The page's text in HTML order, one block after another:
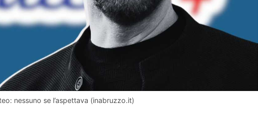
nessuno se l’aspettava (inabruzzo.it)